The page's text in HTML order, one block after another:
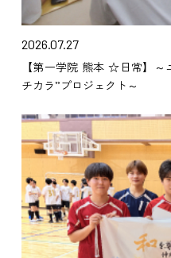
2026.07.27
【第一学院 熊本 ☆日常】
チカラ”プロジェクト～